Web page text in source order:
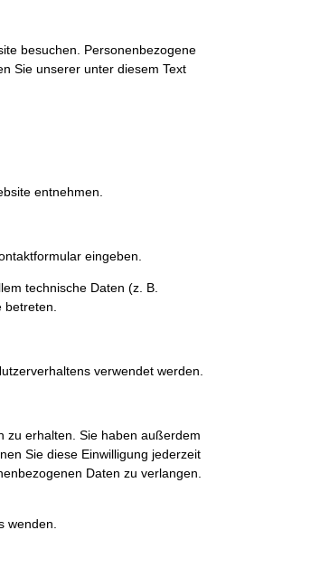
besuchen. Personenbezogene
Sie unserer unter diesem Text
entnehmen.
eingeben.
technische Daten (z. B.
verwendet werden.
zu erhalten. Sie haben außerdem
Sie diese Einwilligung jederzeit
Daten zu verlangen.
wenden.